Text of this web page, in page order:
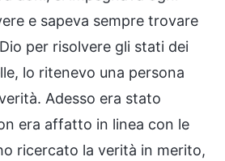
e sapeva sempre trovare
per risolvere gli stati dei
lo ritenevo una persona
Adesso era stato
era affatto in linea con le
ricercato la verità in merito,